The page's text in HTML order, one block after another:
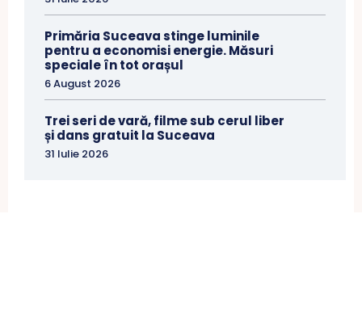
Primăria Suceava stinge luminile
pentru a economisi energie. Măsuri
speciale în tot orașul
6 August 2026
Trei seri de vară, filme sub cerul liber
și dans gratuit la Suceava
31 Iulie 2026